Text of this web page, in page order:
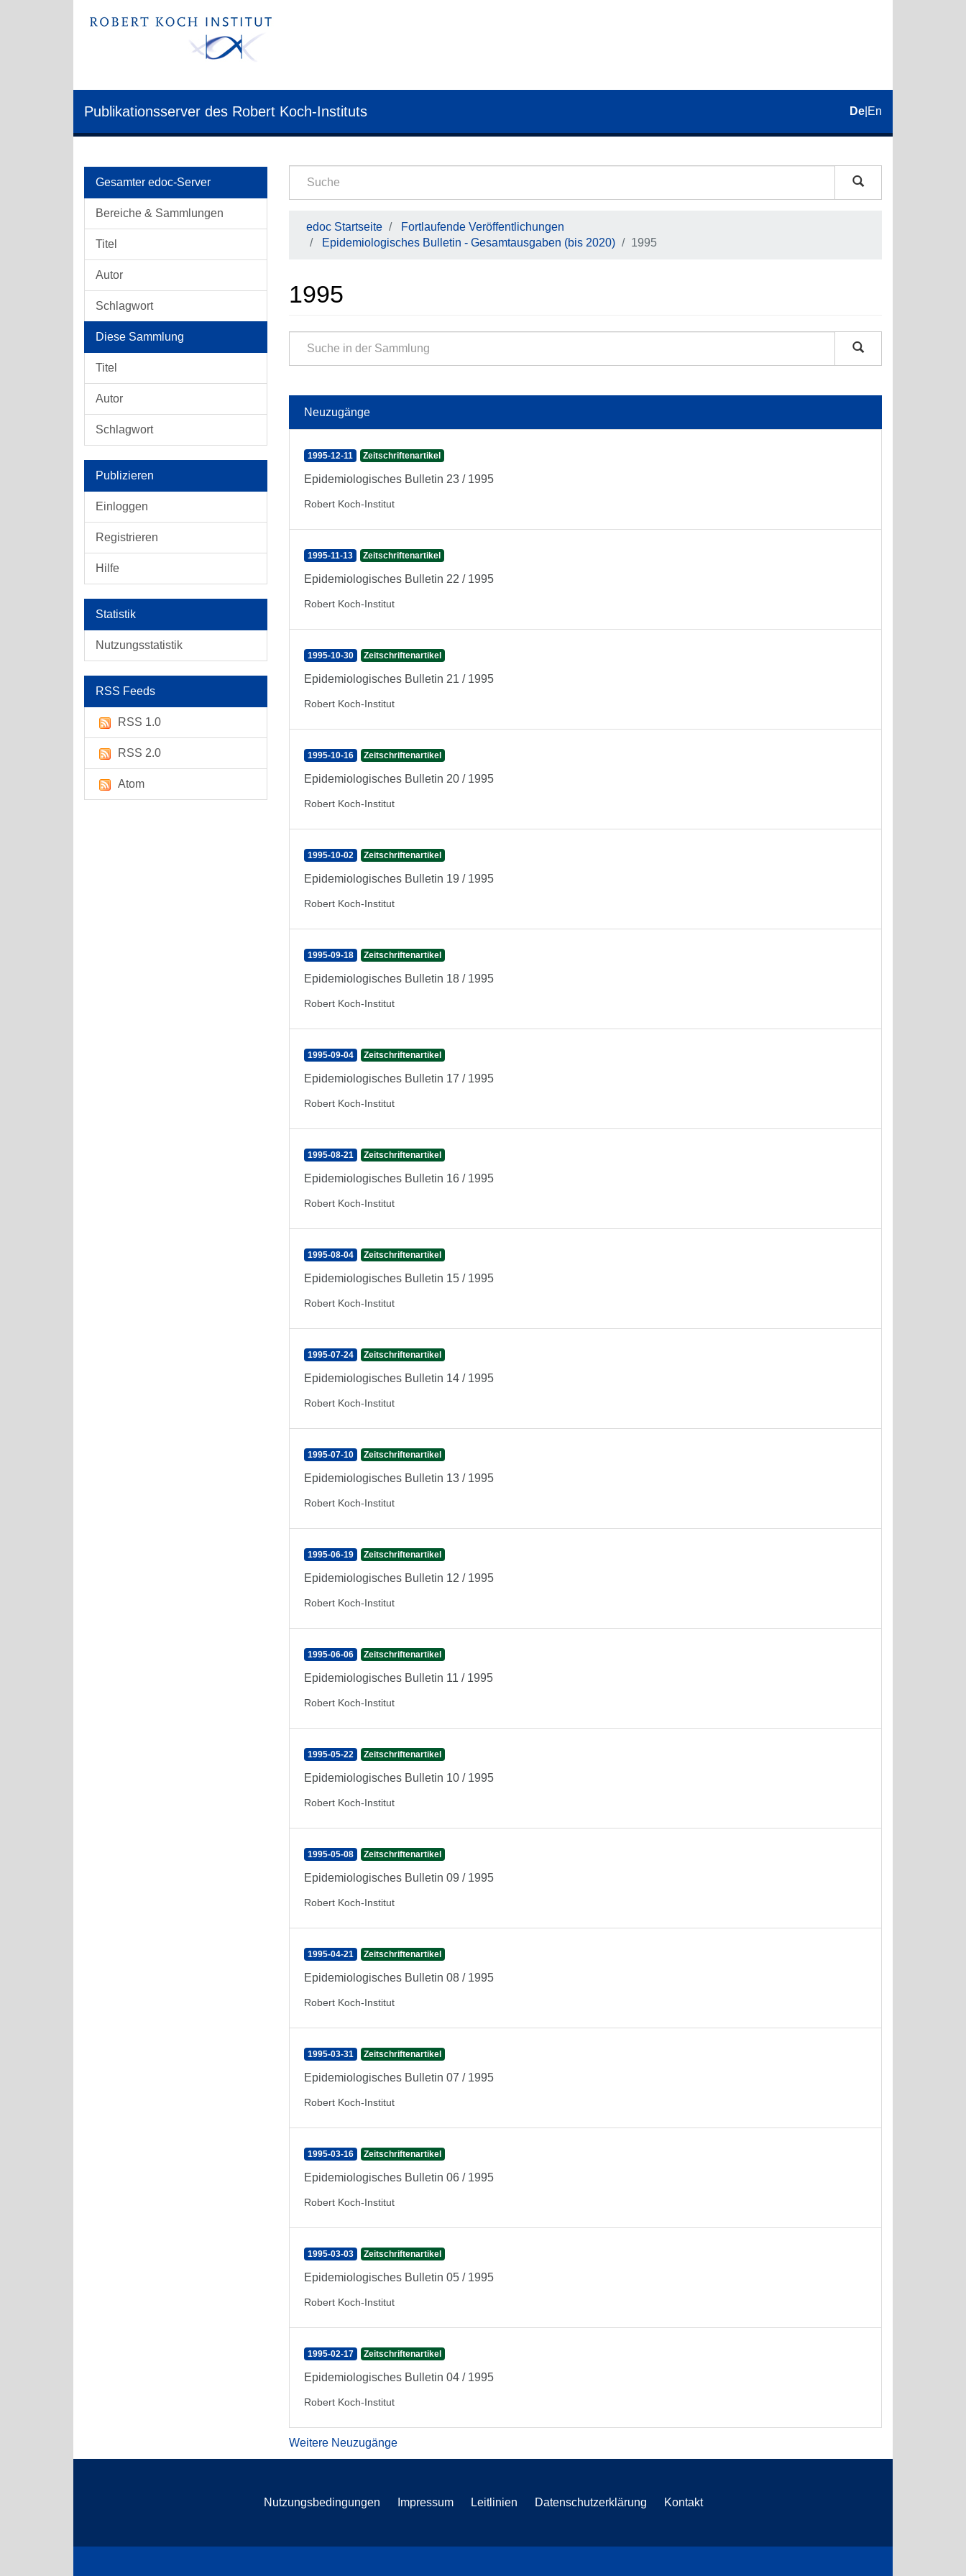
Publikationsserver des Robert Koch-Instituts De En
Gesamter edoc-Server
Bereiche & Sammlungen
Titel
Autor
Schlagwort
Diese Sammlung
Titel
Autor
Schlagwort
Publizieren
Einloggen
Registrieren
Hilfe
Statistik
Nutzungsstatistik
RSS Feeds
RSS 1.0
RSS 2.0
Atom
edoc Startseite
Fortlaufende Veröffentlichungen
Epidemiologisches Bulletin - Gesamtausgaben (bis 2020)
1995
1995
Neuzugänge
1995-12-11 Zeitschriftenartikel
Epidemiologisches Bulletin 23 / 1995
Robert Koch-Institut
1995-11-13 Zeitschriftenartikel
Epidemiologisches Bulletin 22 / 1995
Robert Koch-Institut
1995-10-30 Zeitschriftenartikel
Epidemiologisches Bulletin 21 / 1995
Robert Koch-Institut
1995-10-16 Zeitschriftenartikel
Epidemiologisches Bulletin 20 / 1995
Robert Koch-Institut
1995-10-02 Zeitschriftenartikel
Epidemiologisches Bulletin 19 / 1995
Robert Koch-Institut
1995-09-18 Zeitschriftenartikel
Epidemiologisches Bulletin 18 / 1995
Robert Koch-Institut
1995-09-04 Zeitschriftenartikel
Epidemiologisches Bulletin 17 / 1995
Robert Koch-Institut
1995-08-21 Zeitschriftenartikel
Epidemiologisches Bulletin 16 / 1995
Robert Koch-Institut
1995-08-04 Zeitschriftenartikel
Epidemiologisches Bulletin 15 / 1995
Robert Koch-Institut
1995-07-24 Zeitschriftenartikel
Epidemiologisches Bulletin 14 / 1995
Robert Koch-Institut
1995-07-10 Zeitschriftenartikel
Epidemiologisches Bulletin 13 / 1995
Robert Koch-Institut
1995-06-19 Zeitschriftenartikel
Epidemiologisches Bulletin 12 / 1995
Robert Koch-Institut
1995-06-06 Zeitschriftenartikel
Epidemiologisches Bulletin 11 / 1995
Robert Koch-Institut
1995-05-22 Zeitschriftenartikel
Epidemiologisches Bulletin 10 / 1995
Robert Koch-Institut
1995-05-08 Zeitschriftenartikel
Epidemiologisches Bulletin 09 / 1995
Robert Koch-Institut
1995-04-21 Zeitschriftenartikel
Epidemiologisches Bulletin 08 / 1995
Robert Koch-Institut
1995-03-31 Zeitschriftenartikel
Epidemiologisches Bulletin 07 / 1995
Robert Koch-Institut
1995-03-16 Zeitschriftenartikel
Epidemiologisches Bulletin 06 / 1995
Robert Koch-Institut
1995-03-03 Zeitschriftenartikel
Epidemiologisches Bulletin 05 / 1995
Robert Koch-Institut
1995-02-17 Zeitschriftenartikel
Epidemiologisches Bulletin 04 / 1995
Robert Koch-Institut
Weitere Neuzugänge
Nutzungsbedingungen Impressum Leitlinien Datenschutzerklärung Kontakt